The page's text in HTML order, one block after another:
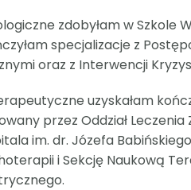
zdobyłam w Szkole
specjalizacje z
oraz z Interwencji
uzyskałam
przez Oddział
im. dr. Józefa
i Sekcję Naukową